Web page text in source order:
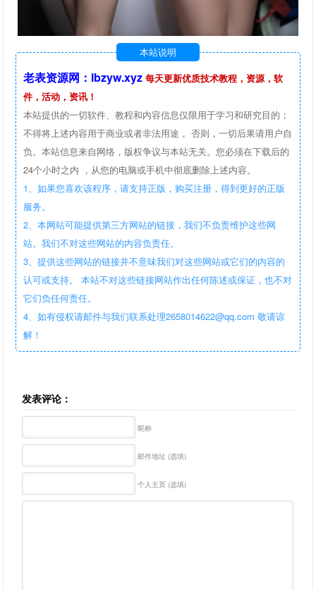
本站说明
老表资源网：lbzyw.xyz 每天更新优质技术教程，资源，软
件，活动，资讯！
本站提供的一切软件、教程和内容信息仅限用于学习和研究目的；
不得将上述内容用于商业或者非法用途， 否则，一切后果请用户自
负。本站信息来自网络，版权争议与本站无关。您必须在下载后的
24个小时之内 ，从您的电脑或手机中彻底删除上述内容。
1、如果您喜欢该程序，请支持正版，购买注册，得到更好的正版
服务。
2、本网站可能提供第三方网站的链接，我们不负责维护这些网
站。我们不对这些网站的内容负责任。
3、提供这些网站的链接并不意味我们对这些网站或它们的内容的
认可或支持。 本站不对这些链接网站作出任何陈述或保证，也不对
它们负任何责任。
4、如有侵权请邮件与我们联系处理2658014622@qq.com 敬请谅
解！
发表评论：
昵称
邮件地址 (选填)
个人主页 (选填)